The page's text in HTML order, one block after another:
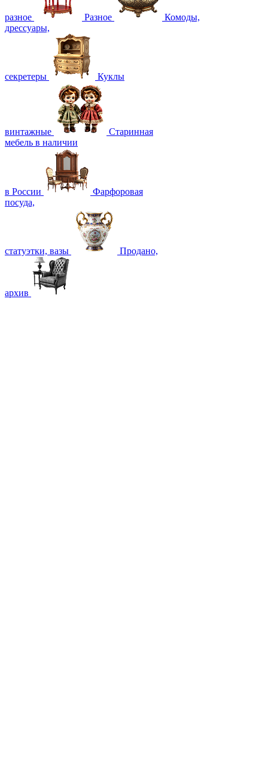
разное Разное
Комоды,
дрессуары,
секретеры Куклы
винтажные
Старинная
мебель в наличии
в России
Фарфоровая
посуда,
статуэтки, вазы Продано,
архив